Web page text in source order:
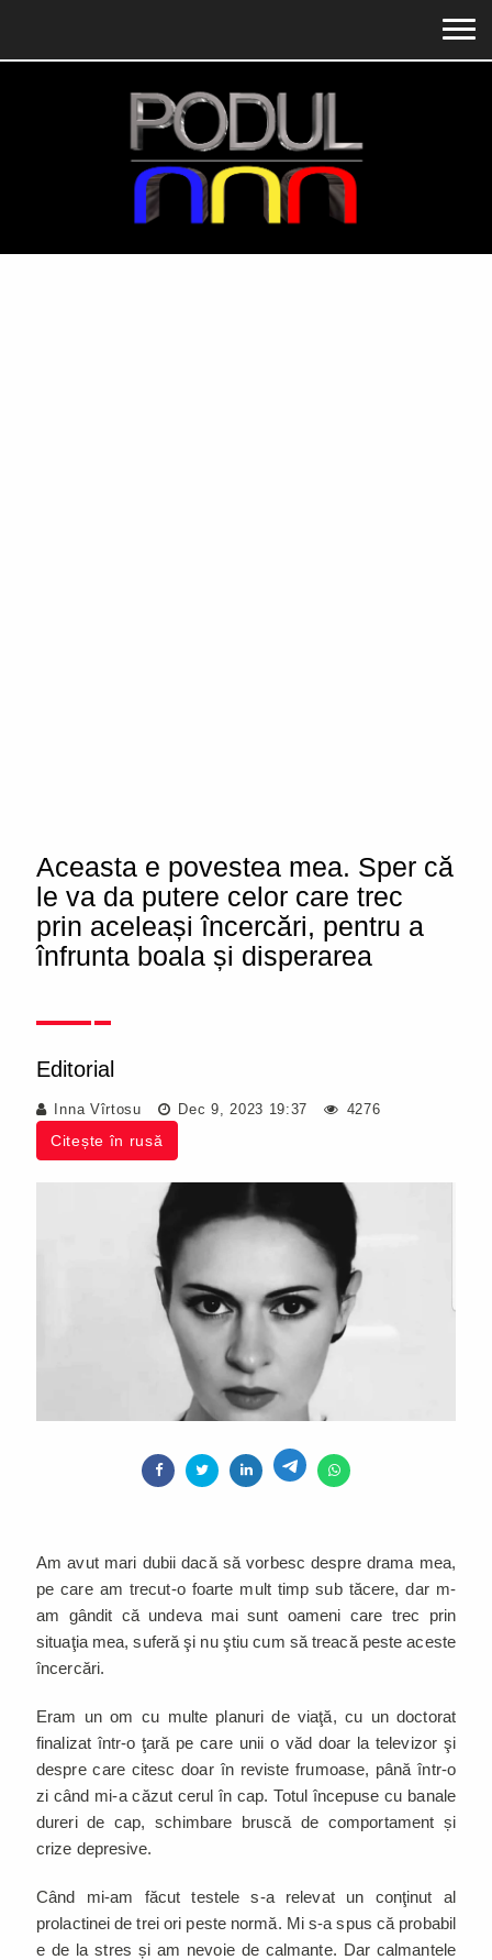
Aceasta e povestea mea. Sper că
le va da putere celor care trec
prin aceleași încercări, pentru a
înfrunta boala și disperarea
Editorial
Inna Vîrtosu Dec 9, 2023 19:37 4276
Citește în rusă
Am avut mari dubii dacă să vorbesc despre drama mea,
pe care am trecut-o foarte mult timp sub tăcere, dar m-
am gândit că undeva mai sunt oameni care trec prin
situaţia mea, suferă şi nu ştiu cum să treacă peste aceste
încercări.
Eram un om cu multe planuri de viaţă, cu un doctorat
finalizat într-o ţară pe care unii o văd doar la televizor şi
despre care citesc doar în reviste frumoase, până într-o
zi când mi-a căzut cerul în cap. Totul începuse cu banale
dureri de cap, schimbare bruscă de comportament și
crize depresive.
Când mi-am făcut testele s-a relevat un conţinut al
prolactinei de trei ori peste normă. Mi s-a spus că probabil
e de la stres și am nevoie de calmante. Dar calmantele